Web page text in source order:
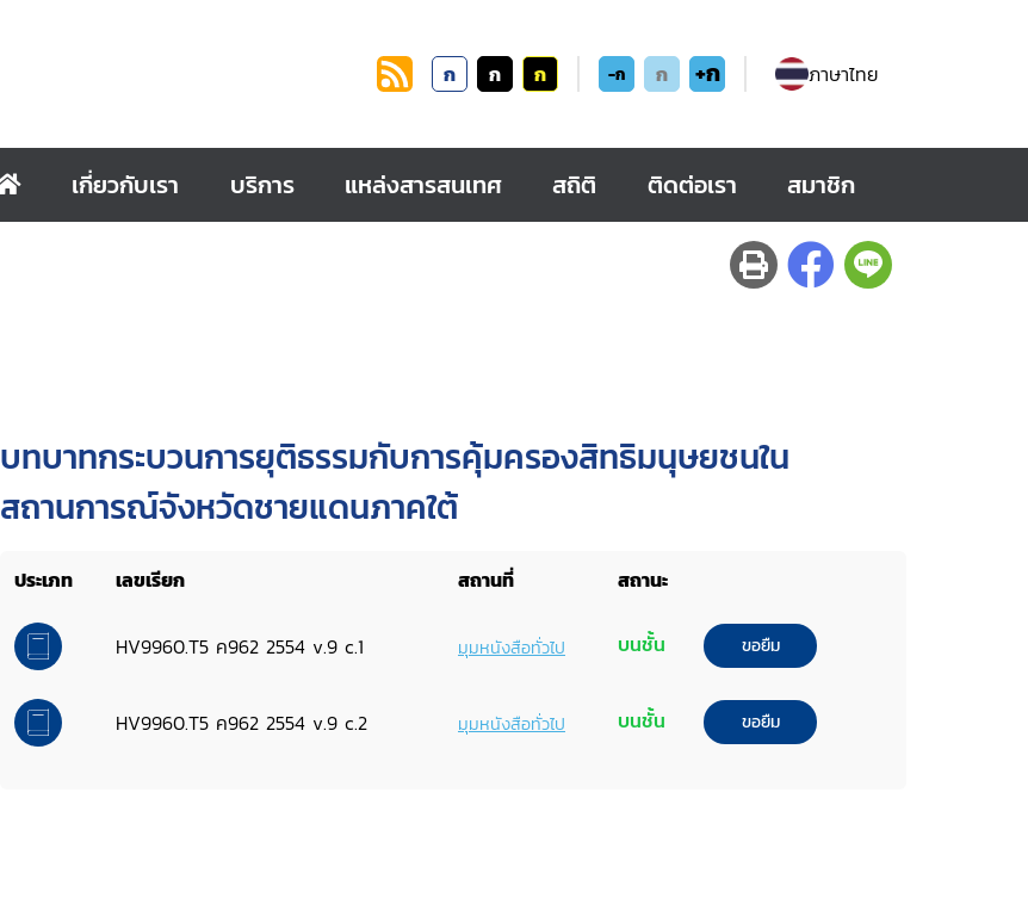
ก ก ก -ก ก +ก ภาษาไทย
เกี่ยวกับเรา บริการ แหล่งสารสนเทศ สถิติ ติดต่อเรา สมาชิก
บทบาทกระบวนการยุติธรรมกับการคุ้มครองสิทธิมนุษยชนใน
สถานการณ์จังหวัดชายแดนภาคใต้
ประเภท เลขเรียก สถานที่ สถานะ
HV9960.T5 ค962 2554 v.9 c.1 มุมหนังสือทั่วไป บนชั้น ขอยืม
HV9960.T5 ค962 2554 v.9 c.2 มุมหนังสือทั่วไป บนชั้น ขอยืม